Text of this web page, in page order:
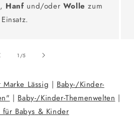
, Hanfund/oder Wolle zum
Einsatz.
1 /Ab
5
Lässig | Baby-/Kinder-
| Baby-/Kinder-Themenwelten |
für Babys & Kinder